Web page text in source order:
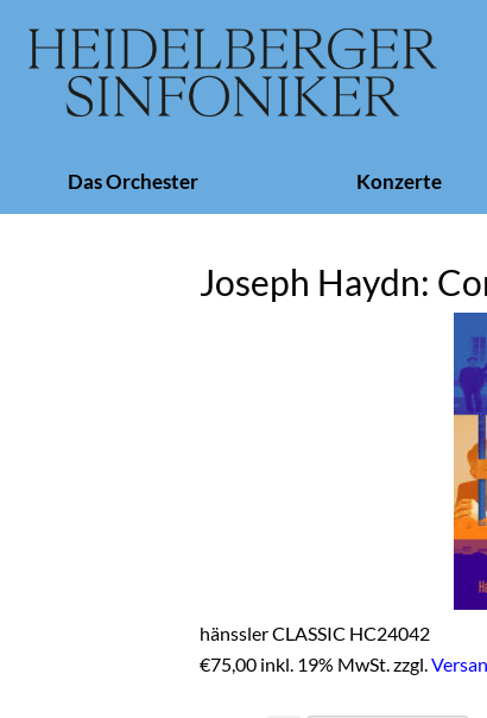
überspringenDas Orchester Konzerte
Joseph Haydn:
hänssler CLASSIC HC24042
€75,00 inkl. 19% MwSt. zzgl.